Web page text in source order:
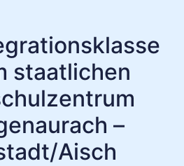
staatlichen
–
Aisch